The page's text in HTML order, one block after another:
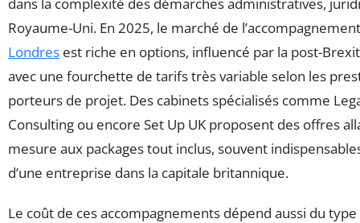
Royaume-Uni. En 2025, le marché de
Londres est riche en options, influencé par la post-
avec une fourchette de tarifs très variable selon les
porteurs de projet. Des cabinets spécialisés comme
Consulting ou encore Set Up UK proposent des offres
mesure aux packages tout inclus, souvent
d’une entreprise dans la capitale britannique.
Le coût de ces accompagnements dépend aussi du type